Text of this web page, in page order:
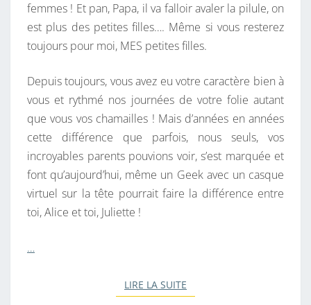
S
femmes ! Et pan, Papa, il va falloir avaler la pilule, on
est plus des petites filles…. Même si vous resterez
toujours pour moi, MES petites filles.
Depuis toujours, vous avez eu votre caractère bien à
vous et rythmé nos journées de votre folie autant
que vous vos chamailles ! Mais d’années en années
cette différence que parfois, nous seuls, vos
incroyables parents pouvions voir, s’est marquée et
font qu’aujourd’hui, même un Geek avec un casque
virtuel sur la tête pourrait faire la différence entre
toi, Alice et toi, Juliette !
…
LIRE LA SUITE